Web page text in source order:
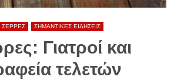
ΣΕΡΡΕΣ ΣΗΜΑΝΤΙΚΕΣ ΕΙΔΗΣΕΙΣ
Γιατροί και
τελετών